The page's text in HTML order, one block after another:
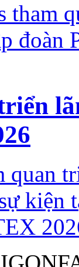
tham
đoàn